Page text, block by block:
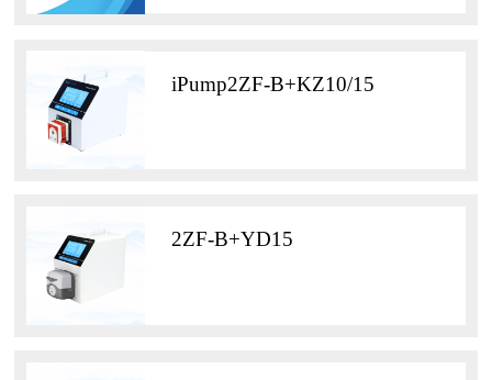
iPump2ZF-B+KZ10/15
2ZF-B+YD15